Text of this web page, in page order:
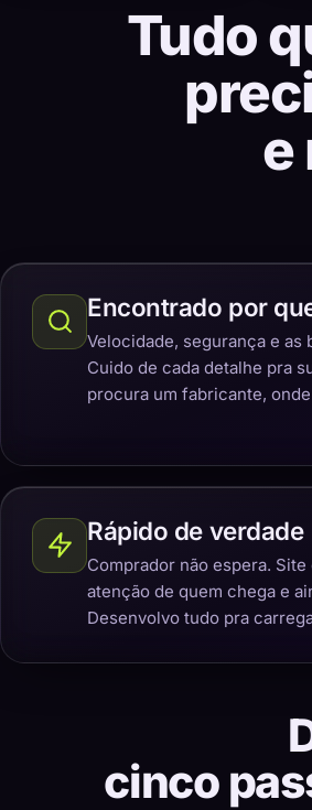
Tudo
e
Encontrado por
Velocidade, segurança e as
Cuido de cada detalhe pra
procura um fabricante,
Rápido de verdade
Comprador não espera.
atenção de quem chega e
Desenvolvo tudo pra
cinco